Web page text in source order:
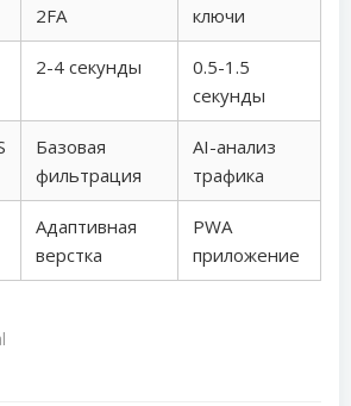
2FA
ключи
2-4 секунды
0.5-1.5
секунды
Базовая
фильтрация
AI-анализ
трафика
Адаптивная
верстка
PWA
приложение